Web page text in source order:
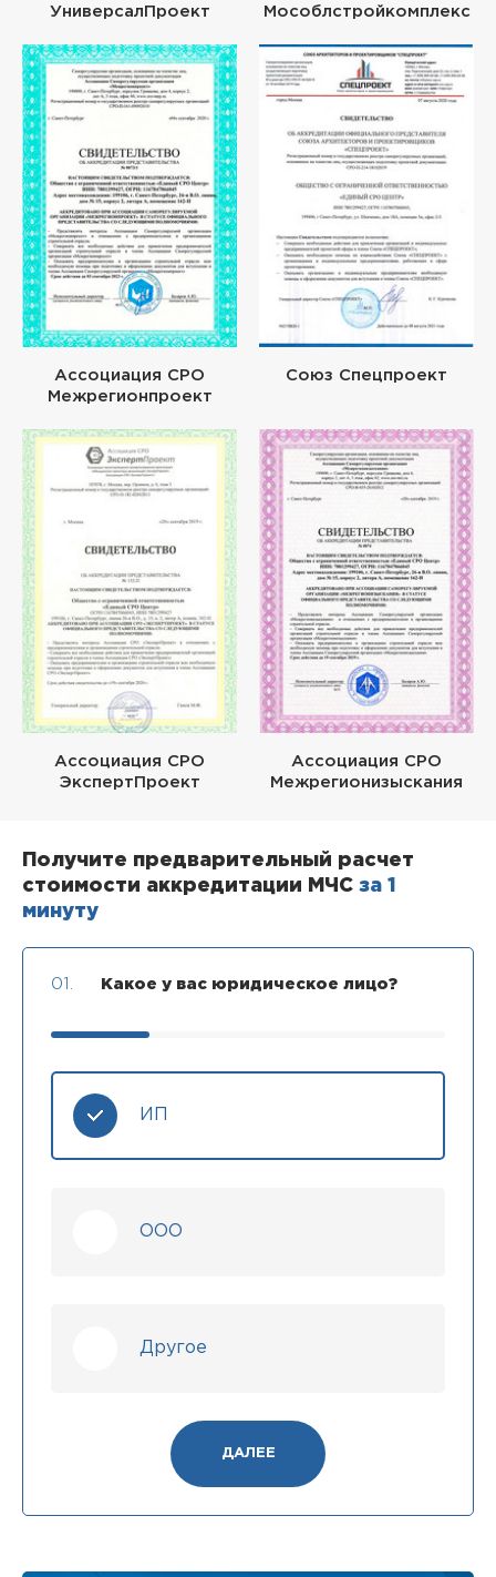
УниверсалПроект Мособлстройкомплекс
Ассоциация СРО
Межрегионпроект
Союз Спецпроект
Ассоциация СРО
ЭкспертПроект
Ассоциация СРО
Межрегионизыскания
Получите предварительный расчет
стоимости аккредитации МЧС за 1
минуту
01. Какое у вас юридическое лицо?
ИП
ООО
Другое
ДАЛЕЕ